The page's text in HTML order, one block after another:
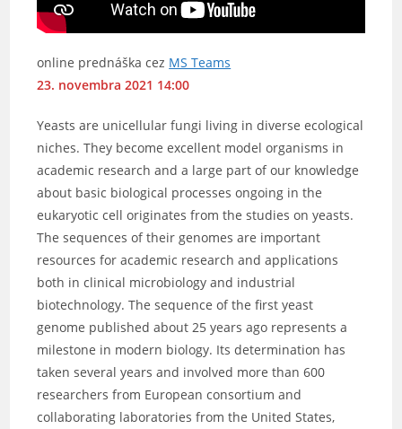
online prednáška cez MS Teams
23. novembra 2021 14:00
Yeasts are unicellular fungi living in diverse ecological
niches. They become excellent model organisms in
academic research and a large part of our knowledge
about basic biological processes ongoing in the
eukaryotic cell originates from the studies on yeasts.
The sequences of their genomes are important
resources for academic research and applications
both in clinical microbiology and industrial
biotechnology. The sequence of the first yeast
genome published about 25 years ago represents a
milestone in modern biology. Its determination has
taken several years and involved more than 600
researchers from European consortium and
collaborating laboratories from the United States,